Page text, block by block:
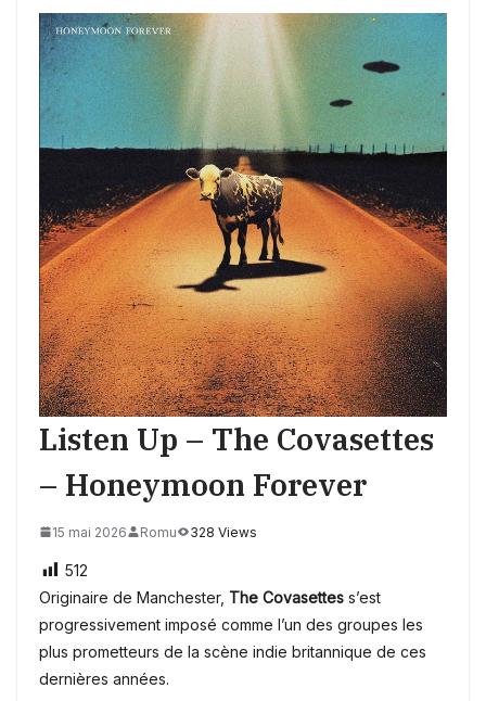
Listen Up – The Covasettes
– Honeymoon Forever
15 mai 2026 Romu 328 Views
512
Originaire de Manchester, The Covasettes s’est
progressivement imposé comme l’un des groupes les
plus prometteurs de la scène indie britannique de ces
dernières années.